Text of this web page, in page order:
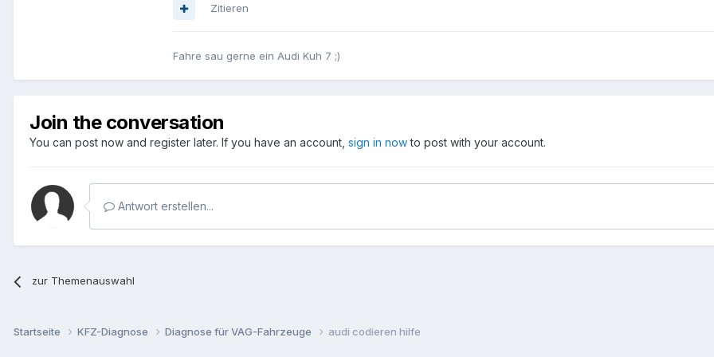
Zitieren
Fahre sau gerne ein Audi Kuh 7 ;)
Join the conversation
You can post now and register later. If you have an account, sign in nowto post with your account.
Antwort erstellen...
zur Themenauswahl
Startseite KFZ-Diagnose Diagnose für VAG-Fahrzeuge audi codieren hilfe